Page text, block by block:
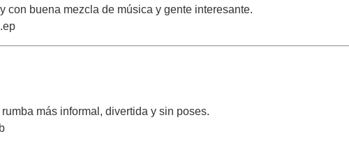
con buena mezcla de música y gente interesante.
más informal, divertida y sin poses.